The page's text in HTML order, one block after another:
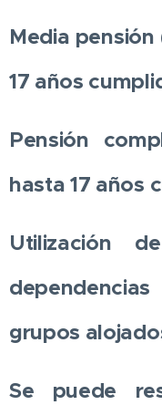
Media
17 años
Pensión
hasta 17 años
Utilización
grupos
Se puede